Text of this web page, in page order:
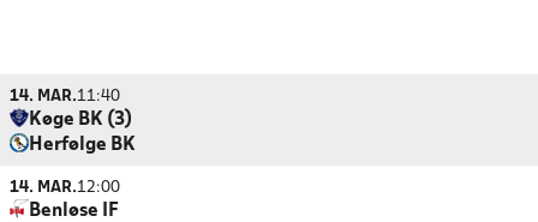
14. MAR.11:40
Køge BK (3)
Herfølge BK
14. MAR.12:00
Benløse IF